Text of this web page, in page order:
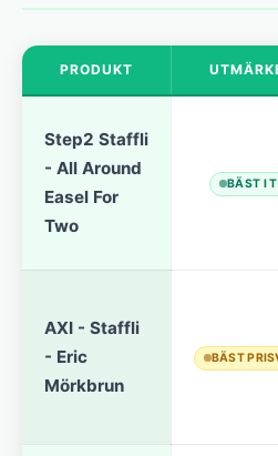
PRODUKT
Step2 Staffli
- All Around
Easel For
Two
BÄST I
AXI - Staffli
- Eric
Mörkbrun
BÄST